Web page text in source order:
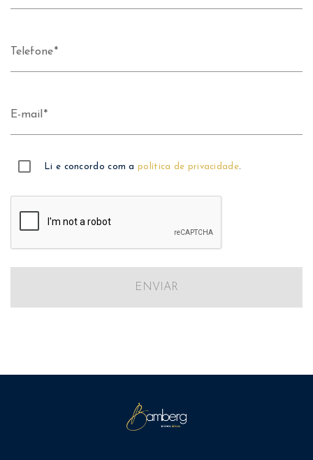
Telefone
E-mail
Li e concordo com apolítica de privacidade.
ENVIAR